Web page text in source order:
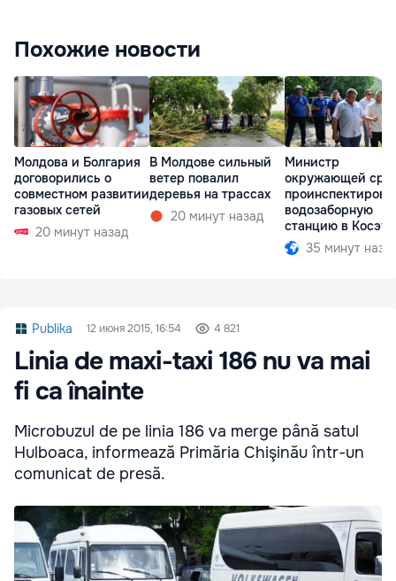
Похожие новости
Молдова и Болгария
договорились о
совместном развитии
газовых сетей
20 минут назад
В Молдове сильный
ветер повалил
деревья на трассах
20 минут назад
Министр
окружающей
водозаборную
станцию в
35 минут
Publika 12 июня 2015, 16:54 4 821
Linia de maxi-taxi 186 nu va mai
fi ca înainte
Microbuzul de pe linia 186 va merge până satul
Hulboaca, informează Primăria Chişinău într-un
comunicat de presă.